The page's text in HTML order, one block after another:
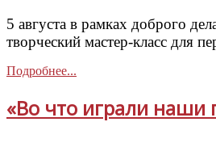
5 августа в рамках доброго
творческий мастер-класс
Подробнее...
«Во что играли наши